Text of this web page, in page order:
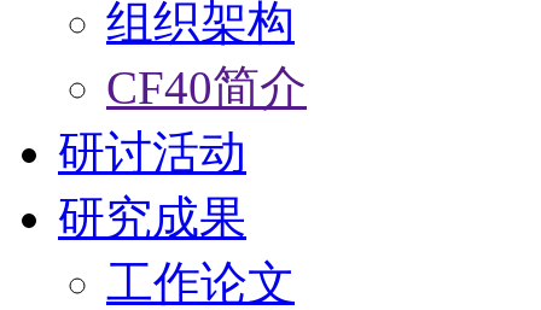
组织架构
CF40简介
研讨活动
研究成果
工作论文